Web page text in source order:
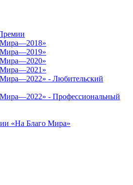
- Любительский
- Профессиональный
«На Благо Мира»